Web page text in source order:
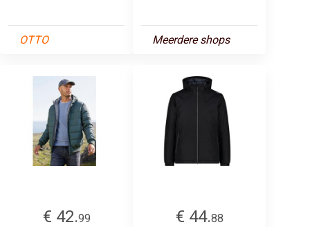
OTTO Meerdere shops
€ 42.99
€ 44.88